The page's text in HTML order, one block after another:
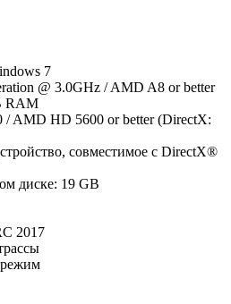
7
@ 3.0GHz / AMD A8 or better
RAM
/ AMD HD 5600 or better (DirectX:
совместимое с DirectX®
диске: 19 GB
2017
режим